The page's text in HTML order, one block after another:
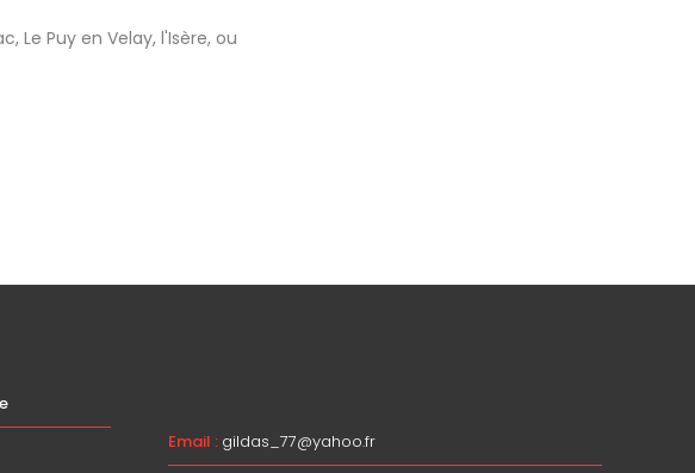
Le Puy en Velay, l'Isère, ou
Email : gildas_77@yahoo.fr